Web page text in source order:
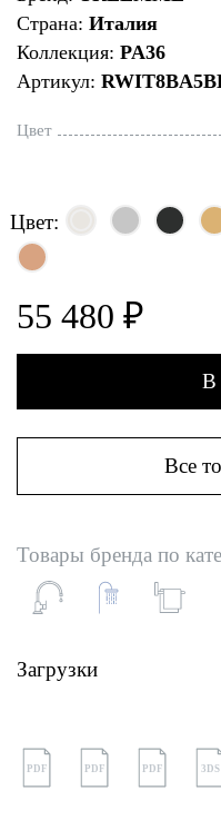
Страна: Италия
Коллекция: PA36
Артикул:
Цвет
Цвет:
55 480 ₽
В
Все
Товары бренда по
Загрузки
PDF PDF PDF 3DS